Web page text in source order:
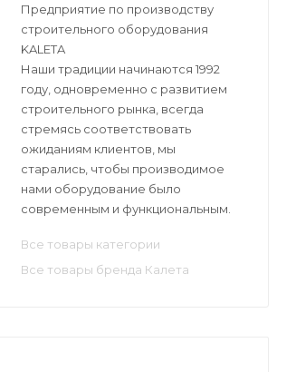
Предприятие по производству
строительного оборудования
KALETA
Наши традиции начинаются 1992
году, одновременно с развитием
строительного рынка, всегда
стремясь соответствовать
ожиданиям клиентов, мы
старались, чтобы производимое
нами оборудование было
современным и функциональным.
Все товары категории
Все товары бренда Калета